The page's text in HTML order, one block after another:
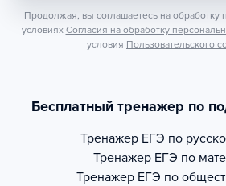
Продолжая, вы соглашаетесь на обработку
условиях Согласия на обработку
условия Пользовательского
Бесплатный тренажер по
Тренажер ЕГЭ по
Тренажер ЕГЭ по
Тренажер ЕГЭ по